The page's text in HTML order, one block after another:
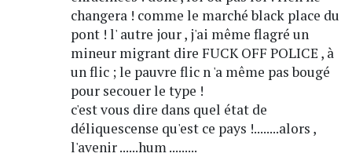
changera ! comme le marché black place du
pont ! l' autre jour , j'ai même flagré un
mineur migrant dire FUCK OFF POLICE , à
un flic ; le pauvre flic n 'a même pas bougé
pour secouer le type !
c'est vous dire dans quel état de
déliquescense qu'est ce pays !........alors ,
l'avenir ......hum .........